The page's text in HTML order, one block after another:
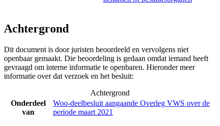
Achtergrond
Dit document is door juristen beoordeeld en vervolgens niet
openbaar gemaakt. Die beoordeling is gedaan omdat iemand heeft
gevraagd om interne informatie te openbaren. Hieronder meer
informatie over dat verzoek en het besluit:
Achtergrond
Onderdeel
van
Woo-deelbesluit aangaande Overleg VWS over de
periode maart 2021